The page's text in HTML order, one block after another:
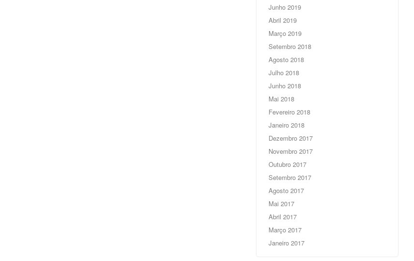
Junho 2019
Abril 2019
Março 2019
Setembro 2018
Agosto 2018
Julho 2018
Junho 2018
Mai 2018
Fevereiro 2018
Janeiro 2018
Dezembro 2017
Novembro 2017
Outubro 2017
Setembro 2017
Agosto 2017
Mai 2017
Abril 2017
Março 2017
Janeiro 2017